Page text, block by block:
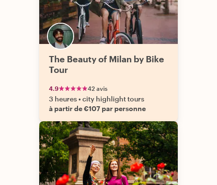
The Beauty of Milan by Bike
Tour
4.9 42 avis
3 heures•city highlight tours
à partir de €107 par personne